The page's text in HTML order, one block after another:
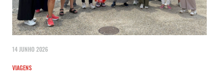
14 JUNHO 2026
VIAGENS